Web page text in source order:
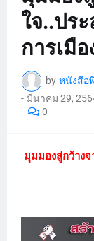
ใจ..ปร
การเมือ
by หนังสือ
- มีนาคม 29,
0
มุมมองสู่กว้าง